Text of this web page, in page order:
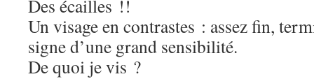
Des écailles !!
Un visage en contrastes : assez fin,
signe d’une grand sensibilité.
De quoi je vis ?